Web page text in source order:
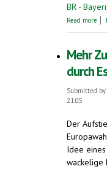
BR -
Read more
Mehr
durch
Submitted by
21:05
Der
Idee
wackelige